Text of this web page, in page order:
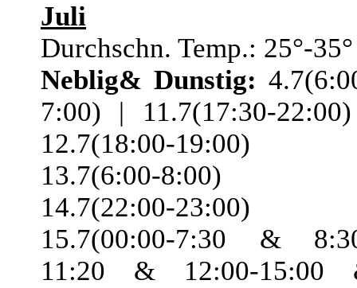
Juli
Durchschn. Temp.: 25°-35°
Neblig& Dunstig:
7:00) | 11.7(17:30-
12.7(18:00-
13.7(6:00-8:00)
14.7(22:00-
15.7(00:00-7:30 &
11:20 & 12:00-15:00